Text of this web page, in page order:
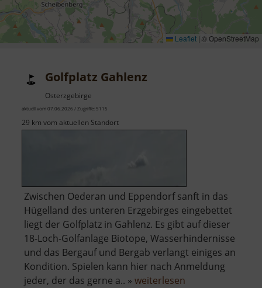
Leaflet | © OpenStreetMap
Golfplatz Gahlenz
Osterzgebirge
aktuell vom 07.06.2026 / Zugriffe: 5115
29 km vom aktuellen Standort
Zwischen Oederan und Eppendorf sanft in das
Hügelland des unteren Erzgebirges eingebettet
liegt der Golfplatz in Gahlenz. Es gibt auf dieser
18-Loch-Golfanlage Biotope, Wasserhindernisse
und das Bergauf und Bergab verlangt einiges an
Kondition. Spielen kann hier nach Anmeldung
jeder, der das gerne a.. » weiterlesen